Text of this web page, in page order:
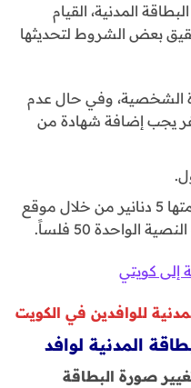
المدنية، القيام
بعض الشروط لتحديثها
الشخصية، وفي حال عدم
يجب إضافة شهادة من
تسديد رسوم الخدمة البالغ قيمتها 5 دنانير من خلال موقع
الواحدة 50 فلساً.
إلى كويتي
للوافدين في الكويت
المدنية لوافد
صورة البطاقة